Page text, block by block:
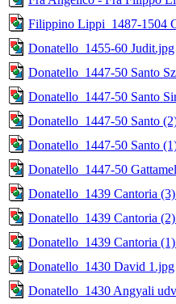
Filippino Lippi_1487-1504
Donatello_1455-60 Judit.jpg
Donatello_1447-50 Santo
Donatello_1447-50 Santo
Donatello_1447-50 Santo
Donatello_1447-50 Santo
Donatello_1447-50
Donatello_1439 Cantoria
Donatello_1439 Cantoria
Donatello_1439 Cantoria
Donatello_1430 David 1.jpg
Donatello_1430 Angyali